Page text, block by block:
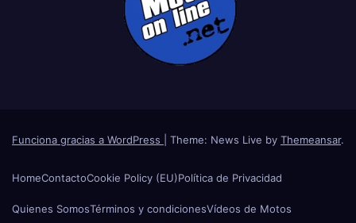
Funciona gracias a WordPress Theme: News Live by Themeansar.
HomeContactoCookie Policy (EU)Política de Privacidad
Quienes SomosTérminos y condicionesVídeos de Motos